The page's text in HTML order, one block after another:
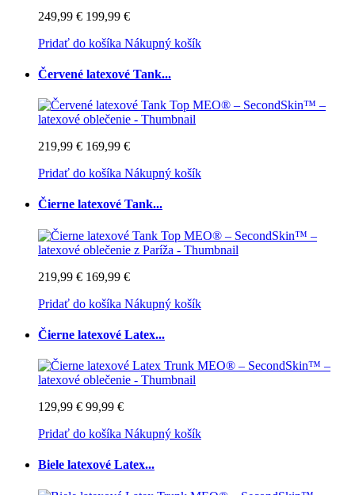
249,99 € 199,99 €
Pridať do košíka Nákupný košík
Červené latexové Tank...
219,99 € 169,99 €
Pridať do košíka Nákupný košík
Čierne latexové Tank...
219,99 € 169,99 €
Pridať do košíka Nákupný košík
Čierne latexové Latex...
129,99 € 99,99 €
Pridať do košíka Nákupný košík
Biele latexové Latex...